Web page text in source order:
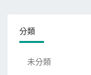
分類
未分類